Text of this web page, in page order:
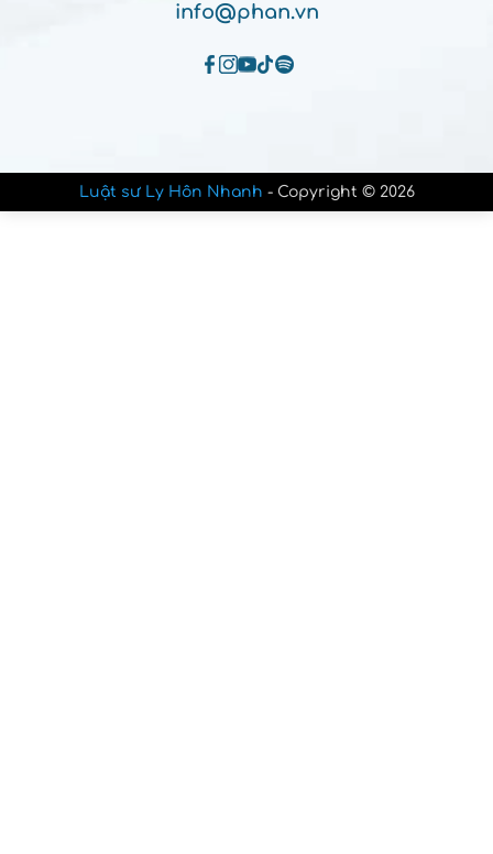
info@phan.vn
Luật sư Ly Hôn Nhanh - Copyright © 2026